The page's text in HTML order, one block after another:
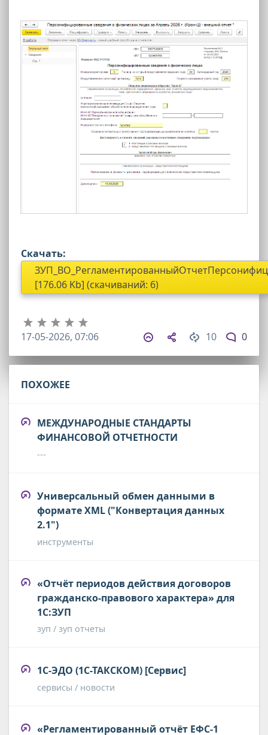
Скачать:
[176.06 Kb] (cкачиваний: 6)
10 0
17-05-2026, 07:06
ПОХОЖЕЕ
МЕЖДУНАРОДНЫЕ СТАНДАРТЫ
ФИНАНСОВОЙ ОТЧЕТНОСТИ
---
Универсальный обмен данными в
формате XML ("Конвертация данных
2.1")
инструменты
«Отчёт периодов действия договоров
гражданско-правового характера» для
1С:ЗУП
зуп / зуп отчеты
1С-ЭДО (1С-ТАКСКОМ) [Сервис]
сервисы / новости
«Регламентированный отчёт ЕФС-1